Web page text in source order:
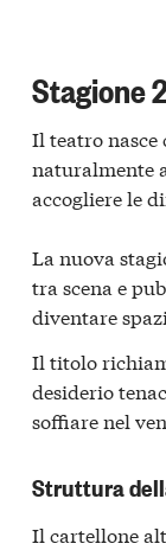
Stagione
Il teatro nasce
naturalmente
accogliere le
La nuova
tra scena e
diventare
Il titolo
desiderio
soffiare nel
Struttura
Il cartellone